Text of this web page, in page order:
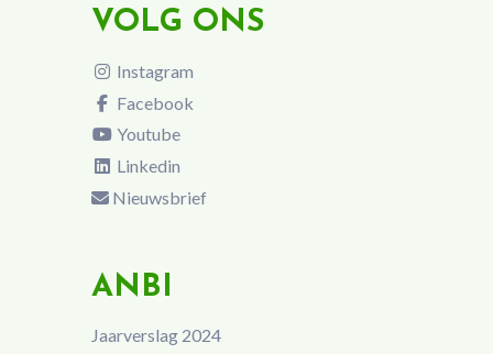
VOLG ONS
Instagram
Facebook
Youtube
Linkedin
Nieuwsbrief
ANBI
Jaarverslag 2024